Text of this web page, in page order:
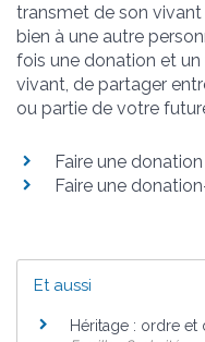
transmet de son
bien à une autre
fois une donation et
vivant, de partager
ou partie de votre
Faire une donation
Faire une
Et aussi
Héritage : ordre et